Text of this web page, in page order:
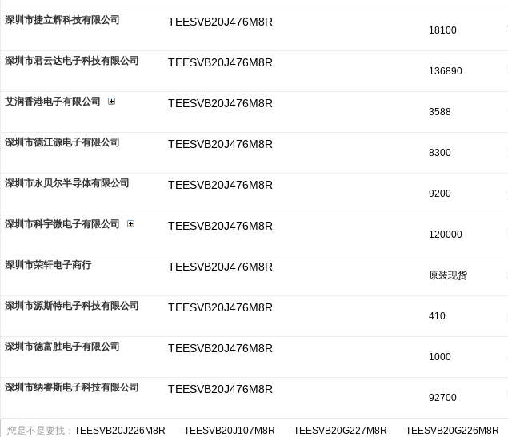
深圳市捷立辉科技有限公司
TEESVB20J476M8R
18100
深圳市君云达电子科技有限公司 TEESVB20J476M8R
136890
艾润香港电子有限公司 TEESVB20J476M8R
3588
深圳市德江源电子有限公司 TEESVB20J476M8R
8300
深圳市永贝尔半导体有限公司 TEESVB20J476M8R
9200
深圳市科宇微电子有限公司 TEESVB20J476M8R
120000
深圳市荣轩电子商行 TEESVB20J476M8R
原装现货
深圳市源斯特电子科技有限公司 TEESVB20J476M8R
410
深圳市德富胜电子有限公司 TEESVB20J476M8R
1000
深圳市纳睿斯电子科技有限公司 TEESVB20J476M8R
92700
您是不是要找： TEESVB20J226M8R TEESVB20J107M8R TEESVB20G227M8R TEESVB20G226M8R